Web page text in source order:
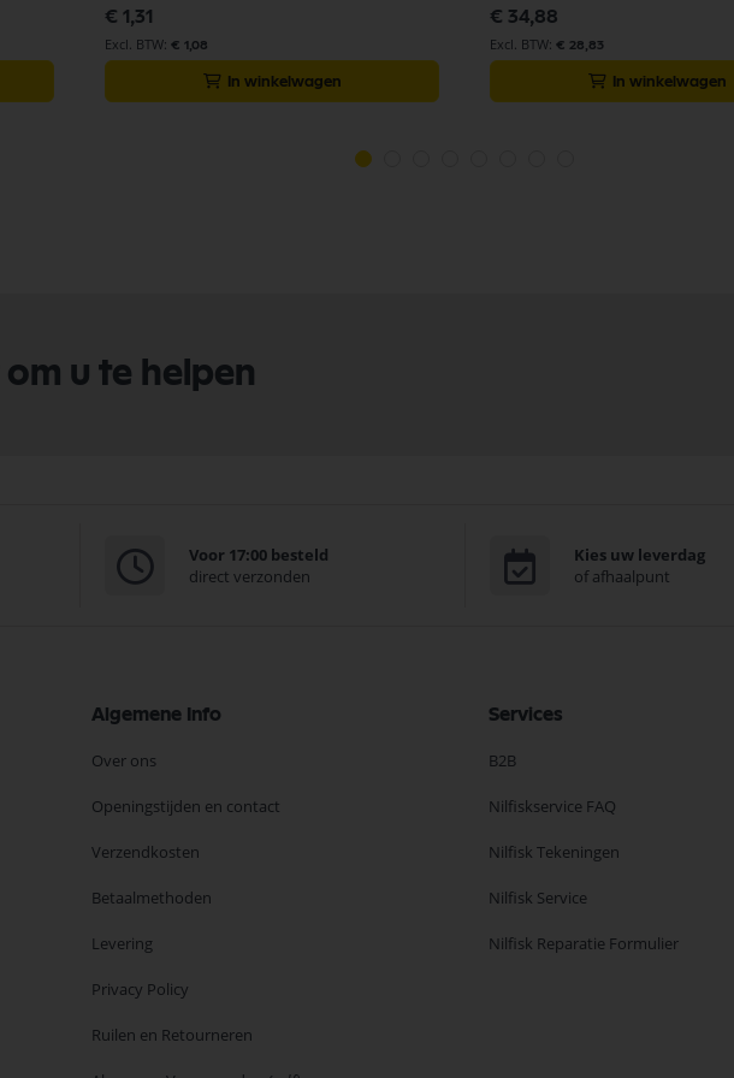
€ 1,31
€ 1,08
In winkelwagen
€ 34,88
€ 28,83
In winkelwagen
u te helpen
Voor 17:00 besteld
direct verzonden
Kies uw leverdag
of afhaalpunt
Algemene Info
Over ons
Openingstijden en contact
Verzendkosten
Betaalmethoden
Levering
Privacy Policy
Ruilen en Retourneren
Services
B2B
Nilfiskservice FAQ
Nilfisk Tekeningen
Nilfisk Service
Nilfisk Reparatie Formulier